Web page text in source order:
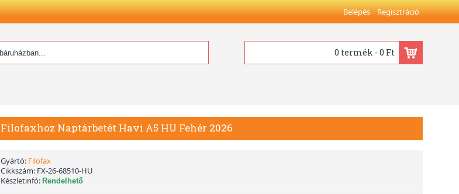
Belépés Regisztráció
0 termék - 0 Ft
Filofaxhoz Naptárbetét Havi A5 HU Fehér 2026
Gyártó: Filofax
Cikkszám: FX-26-68510-HU
Készletinfó: Rendelhető